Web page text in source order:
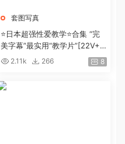
套图写真
⭐日本超强性爱教学⭐合集 “完
美字幕”最实用“教学片”[22V+4.
9G]2.11k 266 8